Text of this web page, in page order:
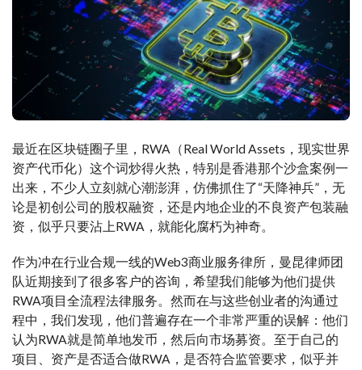
最近在区块链圈子里，RWA（Real World Assets，现实世界
资产代币化）这个词炒得火热，特别是香港那个沙盒案例一
出来，不少人立刻就心潮澎湃，仿佛抓住了“天降神兵”，无
论是初创公司的股权融资，还是内地企业的不良资产包装融
资，似乎只要沾上RWA，就能化腐朽为神奇。
作为冲在行业合规一线的Web3商业服务律所，曼昆律师团
队近期接到了很多客户的咨询，希望我们能够为他们提供
RWA项目全流程法律服务。然而在与这些创业者的沟通过
程中，我们发现，他们普遍存在一个非常严重的误解：他们
认为RWA就是简单地发币，然后向市场募资。至于自己的
项目、资产是否适合做RWA，是否符合监管要求，似乎并